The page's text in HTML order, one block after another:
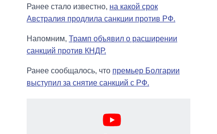
Ранее стало известно, на какой срок
Австралия продлила санкции против РФ.
Напомним, Трамп объявил о расширении
санкций против КНДР.
Ранее сообщалось, что премьер Болгарии
выступил за снятие санкций с РФ.